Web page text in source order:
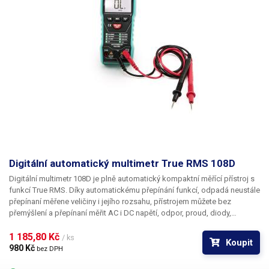
Digitální automatický multimetr True RMS 108D
Digitální multimetr 108D je plně automatický kompaktní měřící přístroj s
funkcí True RMS. Díky automatickému přepínání funkcí, odpadá neustále
přepínaní měřene veličiny i jejího rozsahu, přístrojem můžete bez
přemýšlení a přepínaní měřit AC i DC napětí, odpor, proud, diody,
kontinuality obvodu, bezdotykové měření voičů pod napětím (AC 230V),
funkci automatického vypnutí, LED svitilnu. Multimetr disponuje
1 185,80 Kč / ks
980 Kč bez DPH
Koupit